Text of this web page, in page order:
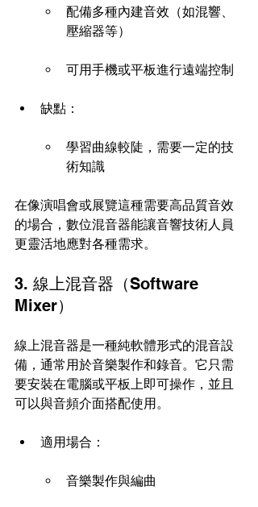
配備多種內建音效（如混響、
壓縮器等）
可用手機或平板進行遠端控制
缺點：
學習曲線較陡，需要一定的技
術知識
在像演唱會或展覽這種需要高品質音效
的場合，數位混音器能讓音響技術人員
更靈活地應對各種需求。
3. 線上混音器（Software
Mixer）
線上混音器是一種純軟體形式的混音設
備，通常用於音樂製作和錄音。它只需
要安裝在電腦或平板上即可操作，並且
可以與音頻介面搭配使用。
適用場合：
音樂製作與編曲